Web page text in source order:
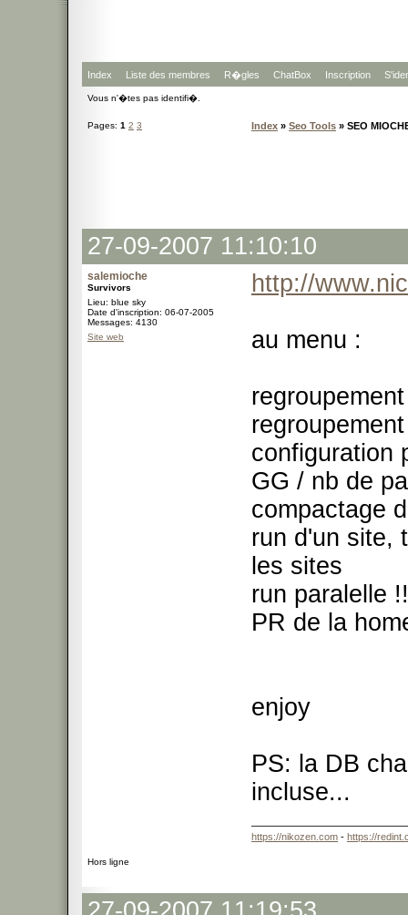
Index Liste des membres R�gles ChatBox Inscription
Vous n'�tes pas identifi�.
Pages: 1 2 3 Index » Seo Tools » SEO
27-09-2007 11:10:10
salemioche
Survivors
Lieu: blue sky
Date d'inscription: 06-07-2005
Messages: 4130
Site web
http://
au menu :
configuration
GG / nb de
compactage
run d'un site,
les sites
run paralelle
PR de la
enjoy
PS: la DB
incluse...
https://nikozen.com - https://
Hors ligne